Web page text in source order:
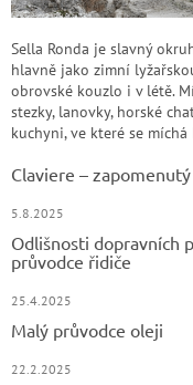
Sella Ronda je slavný
hlavně jako zimní
obrovské kouzlo i v létě.
stezky, lanovky, horské
kuchyni, ve které se
Claviere –
5.8.2025
Odlišnosti dopravních
průvodce řidiče
25.4.2025
Malý průvodce oleji
22.2.2025